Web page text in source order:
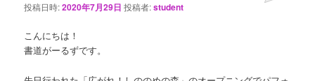
投稿日時:2020年7月29日 投稿者:student
こんにちは！
書道がーるずです。